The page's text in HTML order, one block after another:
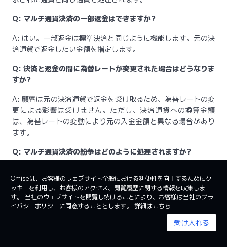
Q: マルチ通貨決済の一部返金はできますか?
A: はい。一部返金は標準決済と同じように機能します。元の決
済通貨で返金したい金額を指定します。
Q: 決済と返金の間に為替レートが変更された場合はどうなりま
すか?
A: 顧客は元の決済通貨で返金を受け取るため、為替レートの変
更による影響は受けません。ただし、決済通貨への換算金額
は、為替レートの変動により元の入金金額と異なる場合があり
ます。
Q: マルチ通貨決済の紛争はどのように処理されますか?
き落とされた金額は、紛争解決時の為替レートを使用して決済
通貨に換算されます。
Omiseは、お客様のウェブサイト全般における利便性を向上するためにク
ッキーを利用し、お客様のアクセス、閲覧履歴に関する情報を収集しま
す。 当社のウェブサイトを閲覧し続けることにより、お客様は当社のプラ
イバシーポリシーに同意することとします。 詳細はこちら
受け入れる